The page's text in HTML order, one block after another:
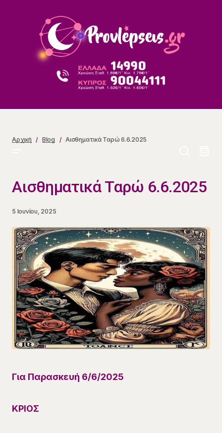
Αρχική Blog Αισθηματικά Ταρώ 6.6.2025
Αισθηματικά Ταρώ 6.6.2025
5 Ιουνίου, 2025
Για Παρασκευή 6/6/2025
ΚΡΙΟΣ